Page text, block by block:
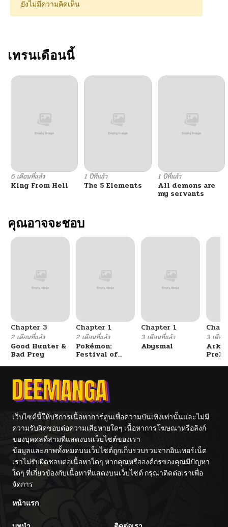
ยังไม่มีความคิดเห็น
เทรนเดือนนี้
6 เดือนที่แล้ว
King From Hell
1 ปีที่แล้ว
The 5 Elements
1 ปีที่แล้ว
All demons are
my servants
คุณอาจจะชอบ
Chapter 3
2 เดือนที่แล้ว
Good Hunter &
Bad Prey
Chapter 1
2 เดือนที่แล้ว
Pokémon:
Festival of
Chapter 1
3 เดือนที่แล้ว
Abysmal
3 เดือน
เว็บไซต์นี้ให้บริการเนื้อหาการ์ตูนเพื่อความบันเทิงเท่านั้นและไม่มี
ความรับผิดชอบต่อความเสียหายใดๆ เนื้อหาการโฆษณาหรือลิงก์
ของบุคคลที่สามที่แสดงบนเว็บไซต์ของเรา
ข้อมูลและภาพทั้งหมดบนเว็บไซต์ถูกเก็บรวบรวมจากอินเทอร์เน็ต
เราไม่รับผิดชอบต่อเนื้อหาใดๆ หากคุณหรือองค์กรของคุณมีปัญหา
ใดๆ ที่เกี่ยวข้องกับเนื้อหาที่แสดงบนเว็บไซต์ กรุณาติดต่อเราเพื่อ
จัดการ
หน้าแรก